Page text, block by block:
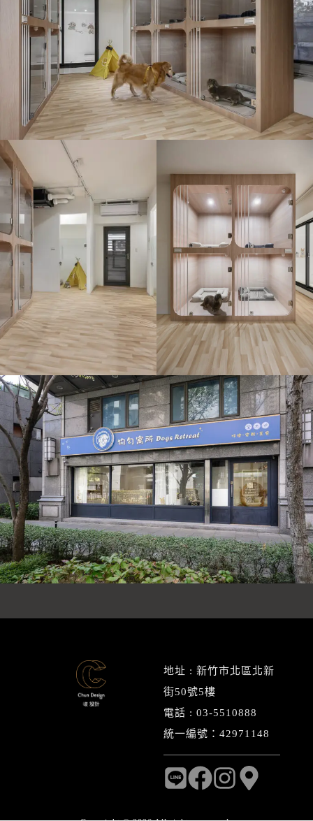
地址 : 新竹市北區北新
街50號5樓
電話 : 03-5510888
統一編號：42971148